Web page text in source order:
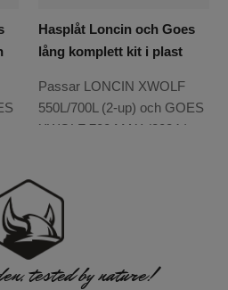
Hasplåt Loncin och Goes
lång komplett kit i plast
Passar LONCIN XWOLF
550L/700L (2-up) och GOES
XWOLF 700 MAX (2024-)
tested by nature!